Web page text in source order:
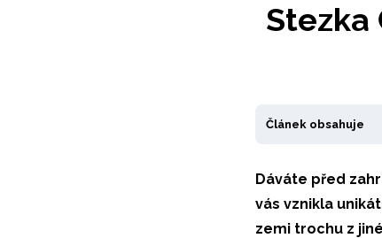
Stezka
Článek obsahuje
Dáváte před
vás vznikla
zemi trochu z